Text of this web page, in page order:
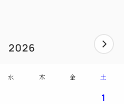
2026
水 木 金 土
1